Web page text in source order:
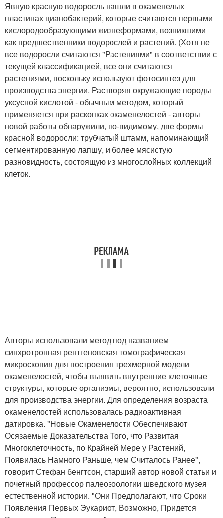
Явную красную водоросль нашли в окаменелых
пластинах цианобактерий, которые считаются первыми
кислородообразующими жизнеформами, возникшими
как предшественники водорослей и растений. (Хотя не
все водоросли считаются "Растениями" в соответствии с
текущей классификацией, все они считаются
растениями, поскольку используют фотосинтез для
производства энергии. Растворяя окружающие породы
уксусной кислотой - обычным методом, который
применяется при раскопках окаменелостей - авторы
новой работы обнаружили, по-видимому, две формы
красной водоросли: трубчатый штамм, напоминающий
сегментированную лапшу, и более мясистую
разновидность, состоящую из многослойных коллекций
клеток.
Авторы использовали метод под названием
синхротронная рентгеновская томографическая
микроскопия для построения трехмерной модели
окаменелостей, чтобы выявить внутренние клеточные
структуры, которые организмы, вероятно, использовали
для производства энергии. Для определения возраста
окаменелостей использовалась радиоактивная
датировка. "Новые Окаменелости Обеспечивают
Осязаемые Доказательства Того, что Развитая
Многоклеточность, по Крайней Мере у Растений,
Появилась Намного Раньше, чем Считалось Ранее",
говорит Стефан бенгтсон, старший автор новой статьи и
почетный профессор палеозоологии шведского музея
естественной истории. "Они Предполагают, что Сроки
Появления Первых Эукариот, Возможно, Придется